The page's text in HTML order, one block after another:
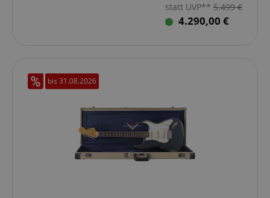
statt UVP** 5.499€
4.290,00 €
bis 31.08.2026